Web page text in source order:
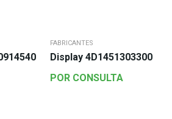
FABRICANTES
Display 4D1451303300
POR CONSULTA